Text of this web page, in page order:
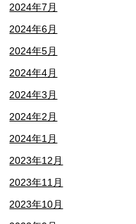
2024年7月
2024年6月
2024年5月
2024年4月
2024年3月
2024年2月
2024年1月
2023年12月
2023年11月
2023年10月